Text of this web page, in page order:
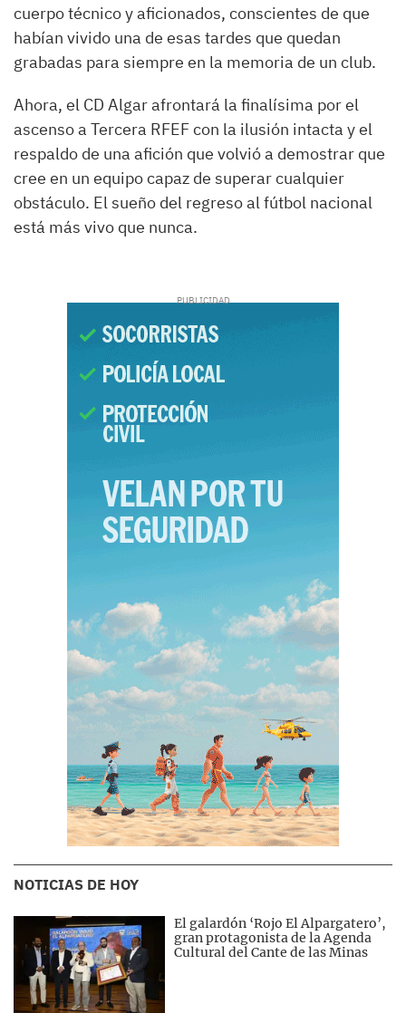
cuerpo técnico y aficionados, conscientes de que
habían vivido una de esas tardes que quedan
grabadas para siempre en la memoria de un club.
Ahora, el CD Algar afrontará la finalísima por el
ascenso a Tercera RFEF con la ilusión intacta y el
respaldo de una afición que volvió a demostrar que
cree en un equipo capaz de superar cualquier
obstáculo. El sueño del regreso al fútbol nacional
está más vivo que nunca.
NOTICIAS DE HOY
El galardón ‘Rojo El Alpargatero’,
gran protagonista de la Agenda
Cultural del Cante de las Minas